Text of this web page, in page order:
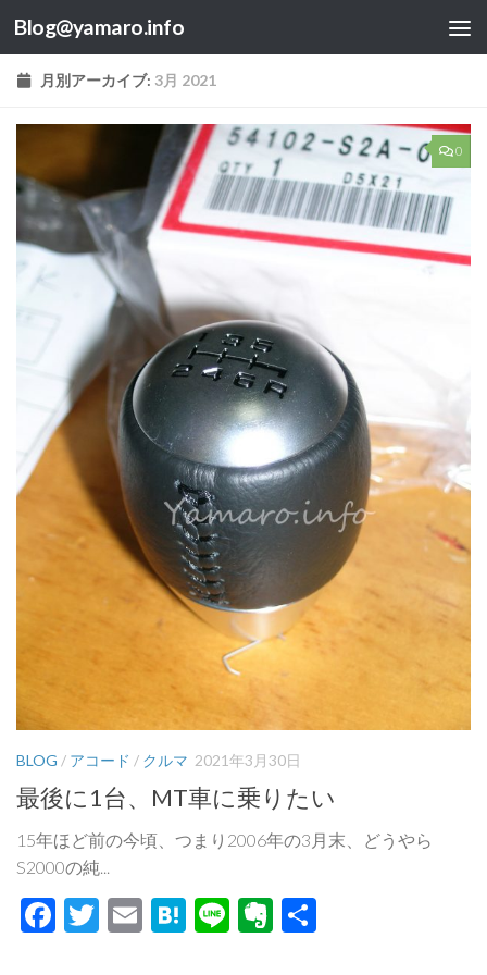
コンテンツへスキップ
Blog@yamaro.info
月別アーカイブ: 3月 2021
0
BLOG / アコード / クルマ 2021年3月30日
最後に1台、MT車に乗りたい
15年ほど前の今頃、つまり2006年の3月末、どうやら
S2000の純...
Facebook
Twitter
EmailHatena
LineEvernote